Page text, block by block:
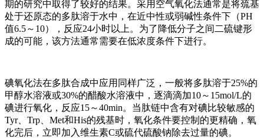
期的研究中取得了较好的结果。采用空气氧化法通常是将巯基
处于还原态的多肽溶于水中，在近中性或弱碱性条件下（PH
值6.5～10），反应24小时以上。为了降低分子之间二硫键形
成的可能，该方法通常需要在低浓度条件下进行。
碘氧化法在多肽合成中应用同样广泛，一般将多肽溶于25%的
甲醇水溶液或30%的醋酸水溶液中，逐滴滴加10～15mol/L的
碘进行氧化，反应15～40min。当肽链中含有对碘比较敏感的
Tyr、Trp、Met和His的残基时，氧化条件要控制的更精确，氧
化完后，立即加入维生素C或硫代硫酸钠除去过量的碘。